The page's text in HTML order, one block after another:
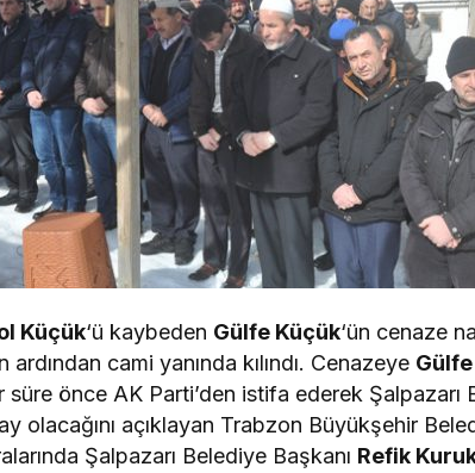
Küçük‘ü kaybeden Gülfe Küçük‘ün cenaze
ardından cami yanında kılındı. Cenazeye
süre önce AK Parti’den istifa ederek Şalpazarı
olacağını açıklayan Trabzon Büyükşehir
Şalpazarı Belediye Başkanı Refik